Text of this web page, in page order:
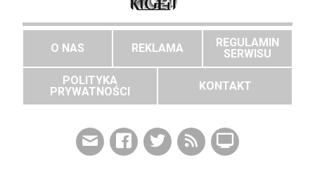
O NAS REKLAMA
REGULAMIN
SERWISU
POLITYKA
PRYWATNOŚCI
KONTAKT